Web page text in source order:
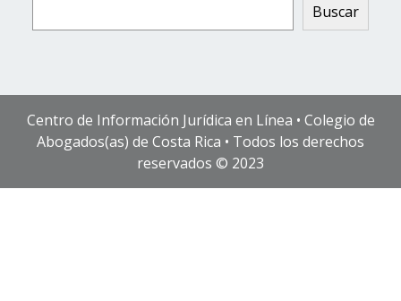
Buscar
Centro de Información Jurídica en Línea • Colegio de
Abogados(as) de Costa Rica • Todos los derechos
reservados © 2023